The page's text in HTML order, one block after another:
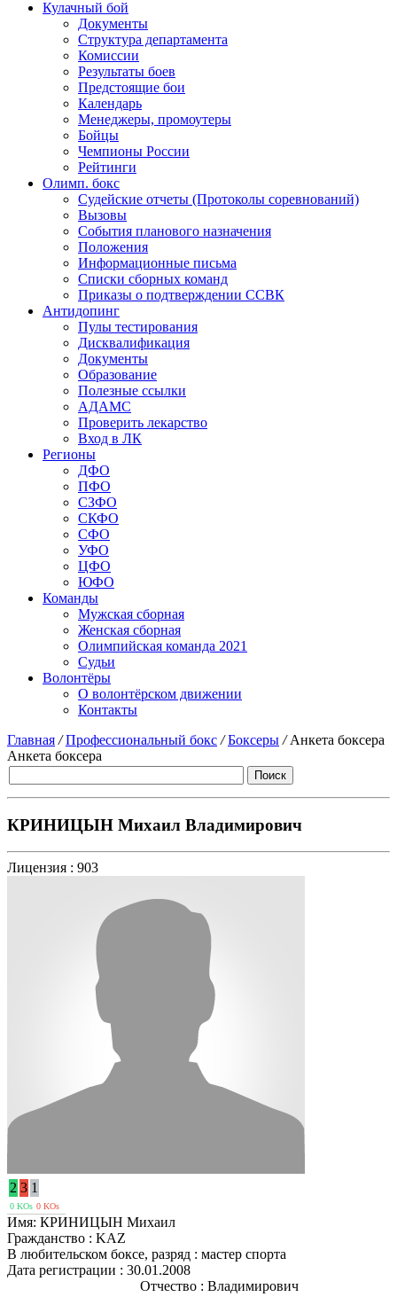
Кулачный бой
Документы
Структура департамента
Комиссии
Результаты боев
Предстоящие бои
Календарь
Менеджеры, промоутеры
Бойцы
Чемпионы России
Рейтинги
Олимп. бокс
Судейские отчеты (Протоколы соревнований)
Вызовы
События планового назначения
Положения
Информационные письма
Списки сборных команд
Приказы о подтверждении ССВК
Антидопинг
Пулы тестирования
Дисквалификация
Документы
Образование
Полезные ссылки
АДАМС
Проверить лекарство
Вход в ЛК
Регионы
ДФО
ПФО
СЗФО
СКФО
СФО
УФО
ЦФО
ЮФО
Команды
Мужская сборная
Женская сборная
Олимпийская команда 2021
Судьи
Волонтёры
О волонтёрском движении
Контакты
Главная / Профессиональный бокс / Боксеры /Анкета боксера
Анкета боксера
КРИНИЦЫН Михаил Владимирович
Лицензия : 903
2 3 1
0 KOs 0 KOs
Имя: КРИНИЦЫН Михаил
Гражданство : KAZ
В любительском боксе, разряд : мастер спорта
Дата регистрации : 30.01.2008
Отчество : Владимирович